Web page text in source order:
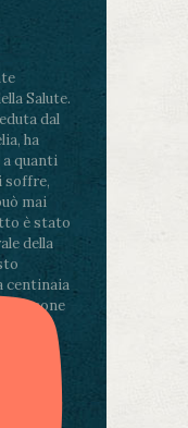
Salute.
dal
ha
quanti
soffre,
mai
è stato
della
centinaia
persone